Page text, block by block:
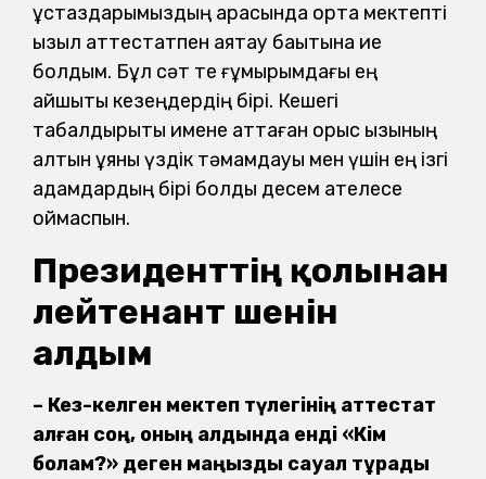
ұстаздарымыздың арқасында орта мектепті
қызыл аттестатпен аяқтау бақытына ие
болдым. Бұл сәт те ғұмырымдағы ең
айшықты кезеңдердің бірі. Кешегі
табалдырықты имене аттаған орыс қызының
алтын ұяны үздік тәмамдауы мен үшін ең ізгі
қадамдардың бірі болды десем қателесе
қоймаспын.
Президенттің қолынан
лейтенант шенін
алдым
– Кез-келген мектеп түлегінің аттестат
алған соң, оның алдында енді «Кім
болам?» деген маңызды сауал тұрады